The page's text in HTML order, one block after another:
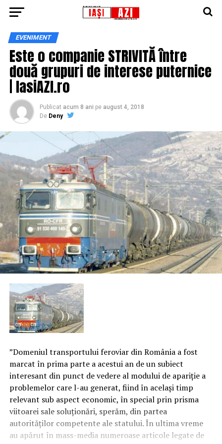
EVENIMENT
Este o companie STRIVITĂ între
două grupuri de interese puternice
| IasiAZI.ro
Publicat acum 8 ani pe august 4, 2018
De Deny
”Domeniul transportului feroviar din România a fost
marcat în prima parte a acestui an de un subiect
interesant din punct de vedere al modului de apariţie a
problemelor care l-au generat, fiind în acelaşi timp
relevant sub aspect economic, în special prin prisma
viitoarei sale soluţionări, sperăm, din partea
autorităţilor competente ale statului. În ultima vreme
au apărut în mass-media numeroase articole legate de